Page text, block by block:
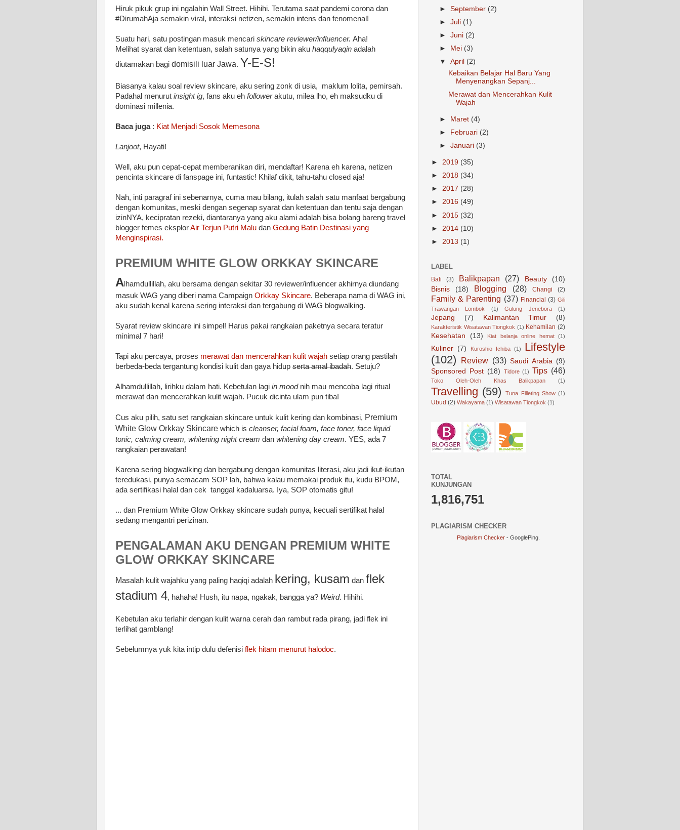
Hiruk pikuk grup ini ngalahin Wall Street. Hihihi. Terutama saat pandemi corona dan
#DirumahAja semakin viral, interaksi netizen, semakin intens dan fenomenal!
Suatu hari, satu postingan masuk mencari skincare reviewer/influencer. Aha!
Melihat syarat dan ketentuan, salah satunya yang bikin aku haqqulyaqin adalah
diutamakan bagi domisili luar Jawa. Y-E-S!
Biasanya kalau soal review skincare, aku sering zonk di usia, maklum lolita, pemirsah.
Padahal menurut insight ig, fans aku eh followerakutu, milea lho, eh maksudku di
dominasi millenia.
Baca juga : Kiat Menjadi Sosok Memesona
Lanjoot, Hayati!
Well, aku pun cepat-cepat memberanikan diri, mendaftar! Karena eh karena, netizen
pencinta skincare di fanspage ini, funtastic! Khilaf dikit, tahu-tahu closed aja!
Nah, inti paragraf ini sebenarnya, cuma mau bilang, itulah salah satu manfaat bergabung
dengan komunitas, meski dengan segenap syarat dan ketentuan dan tentu saja dengan
izinNYA, kecipratan rezeki, diantaranya yang aku alami adalah bisa bolang bareng travel
blogger femes eksplorAir Terjun Putri Malu dan Gedung Batin Destinasi yang
Menginspirasi.
PREMIUM WHITE GLOW ORKKAY SKINCARE
Alhamdullillah, aku bersama dengan sekitar 30 reviewer/influencer akhirnya diundang
masuk WAG yang diberi nama Campaign Orkkay Skincare. Beberapa nama di WAG ini,
aku sudah kenal karena sering interaksi dan tergabung di WAG blogwalking.
Syarat review skincare ini simpel! Harus pakai rangkaian paketnya secara teratur
minimal 7 hari!
Tapi aku percaya, proses merawat dan mencerahkan kulit wajah setiap orang pastilah
berbeda-beda tergantung kondisi kulit dan gaya hidup serta amal ibadah. Setuju?
Alhamdullillah, lirihku dalam hati. Kebetulan lagi in moodnih mau mencoba lagi ritual
merawat dan mencerahkan kulit wajah. Pucuk dicinta ulam pun tiba!
Cus aku pilih, satu set rangkaian skincare untuk kulit kering dan kombinasi, Premium
White Glow Orkkay Skincare which is cleanser, facial foam, face toner, face liquid
tonic, calming cream, whitening night cream dan whitening day cream. YES, ada 7
rangkaian perawatan!
Karena sering blogwalking dan bergabung dengan komunitas literasi, aku jadi ikut-ikutan
teredukasi, punya semacam SOP lah, bahwa kalau memakai produk itu, kudu BPOM,
ada sertifikasi halal dan cek tanggal kadaluarsa. Iya, SOP otomatis gitu!
... dan Premium White Glow Orkkay skincare sudah punya, kecuali sertifikat halal
sedang mengantri perizinan.
PENGALAMAN AKU DENGAN PREMIUM WHITE
GLOW ORKKAY SKINCARE
Masalah kulit wajahku yang paling haqiqi adalah kering, kusam dan flek
stadium 4, hahaha! Hush, itu napa, ngakak, bangga ya? Weird. Hihihi.
Kebetulan aku terlahir dengan kulit warna cerah dan rambut rada pirang, jadi flek ini
terlihat gamblang!
Sebelumnya yuk kita intip dulu defenisi flek hitam menurut halodoc.
►September (2)
►Juli (1)
►Juni (2)
►
Mei (3)
▼April (2)
Kebaikan Belajar Hal Baru Yang
Menyenangkan Sepanj...
Merawat dan Mencerahkan Kulit
Wajah
► Maret (4)
►
Februari (2)
►Januari (3)
► 2019 (35)
► 2018 (34)
► 2017 (28)
► 2016 (49)
► 2015 (32)
► 2014 (10)
► 2013 (1)
LABEL
Bali (3) Balikpapan (27) Beauty
(10)
Bisnis
(18) Blogging (28) Changi (2)
Family & Parenting (37) Financial (3) Gili
Trawangan Lombok
(1) Gulung Jenebora (1)
Jepang (7) Kalimantan Timur (8)
Karakteristik Wisatawan Tiongkok (1) Kehamilan (2)
Kesehatan (13) Kiat belanja online hemat (1)
Kuliner (7) Kuroshio Ichiba (1)
Lifestyle
(102)
Review (33) Saudi Arabia (9)
Sponsored Post (18) Tidore (1) Tips (46)
Toko Oleh-Oleh Khas Balikpapan (1)
Travelling (59) Tuna Filleting Show (1)
Ubud (2) Wakayama (1) Wisatawan Tiongkok (1)
TOTAL
KUNJUNGAN
1,816,751
PLAGIARISM CHECKER
Plagiarism Checker- GooglePing.